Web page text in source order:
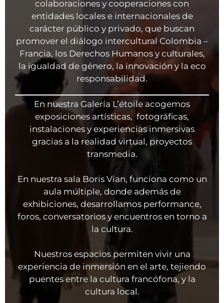
colaboraciones y cooperaciones con
entidades locales e internacionales de
carácter público y privado, que buscan
promover el diálogo intercultural Colombia –
Francia, los Derechos Humanos y culturales,
la igualdad de género, la innovación y la eco
responsabilidad.
En nuestra Galería L’étoile acogemos
exposiciones artísticas, fotográficas,
instalaciones y experiencias inmersivas
gracias a la realidad virtual, proyectos
transmedia.
En nuestra sala Boris Vian, funciona como un
aula múltiple, donde además de
exhibiciones, desarrollamos performance,
foros, conversatorios y encuentros en torno a
la cultura.
Nuestros espacios permiten vivir una
experiencia de inmersión en el arte, tejiendo
puentes entre la cultura francófona, y la
cultura local.